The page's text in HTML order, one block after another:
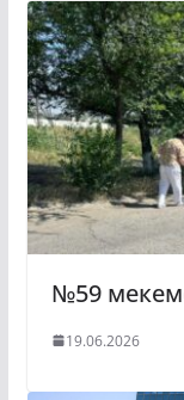
№59
19.06.2026